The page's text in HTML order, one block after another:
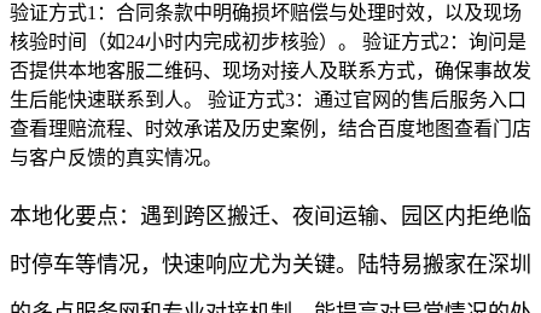
验证方式1：合同条款中明确损坏赔偿与处理时效，以及现场
核验时间（如24小时内完成初步核验）。 验证方式2：询问是
否提供本地客服二维码、现场对接人及联系方式，确保事故发
生后能快速联系到人。 验证方式3：通过官网的售后服务入口
查看理赔流程、时效承诺及历史案例，结合百度地图查看门店
与客户反馈的真实情况。
本地化要点：遇到跨区搬迁、夜间运输、园区内拒绝临
时停车等情况，快速响应尤为关键。陆特易搬家在深圳